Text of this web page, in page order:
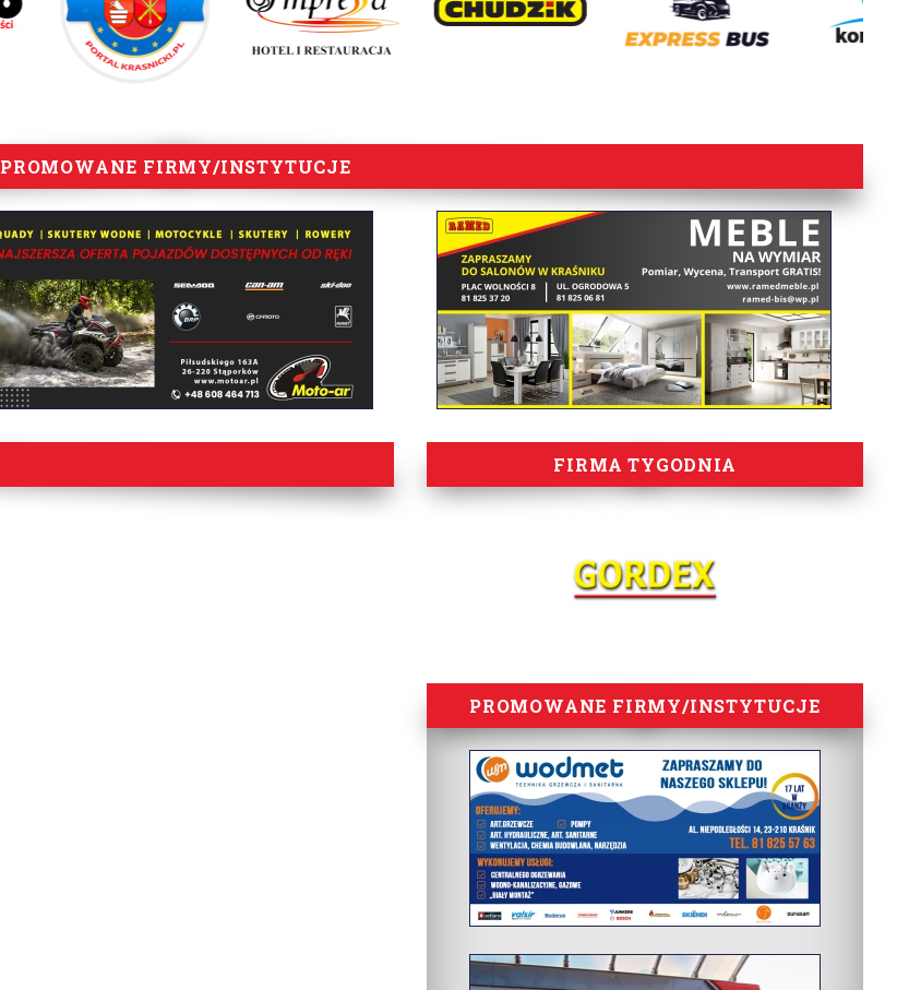
PROMOWANE FIRMY/INSTYTUCJE
FIRMA TYGODNIA
PROMOWANE FIRMY/INSTYTUCJE